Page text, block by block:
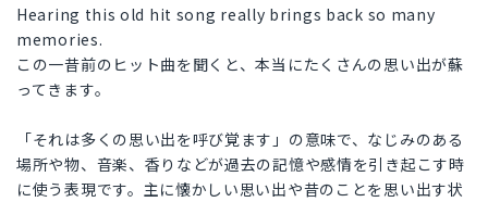
Hearing this old hit song really brings back so many
memories.
この一昔前のヒット曲を聞くと、本当にたくさんの思い出が蘇
ってきます。
「それは多くの思い出を呼び覚ます」の意味で、なじみのある
場所や物、音楽、香りなどが過去の記憶や感情を引き起こす時
に使う表現です。主に懐かしい思い出や昔のことを思い出す状